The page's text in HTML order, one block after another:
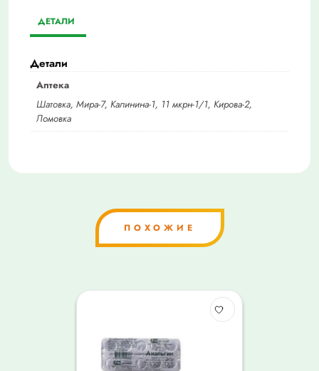
ДЕТАЛИ
Детали
Аптека
Шатовка, Мира-7, Калинина-1, 11 мкрн-1/1, Кирова-2,
Ломовка
ПОХОЖИЕ